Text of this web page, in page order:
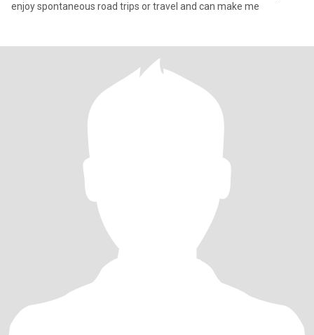
enjoy spontaneous road trips or travel and can make me